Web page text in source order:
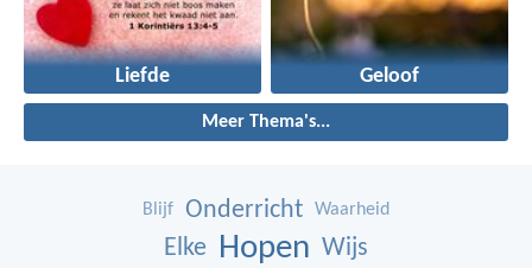
Liefde Geloof
Meer Thema's...
Blijf Onderricht Waarheid
Elke Hopen Wijs